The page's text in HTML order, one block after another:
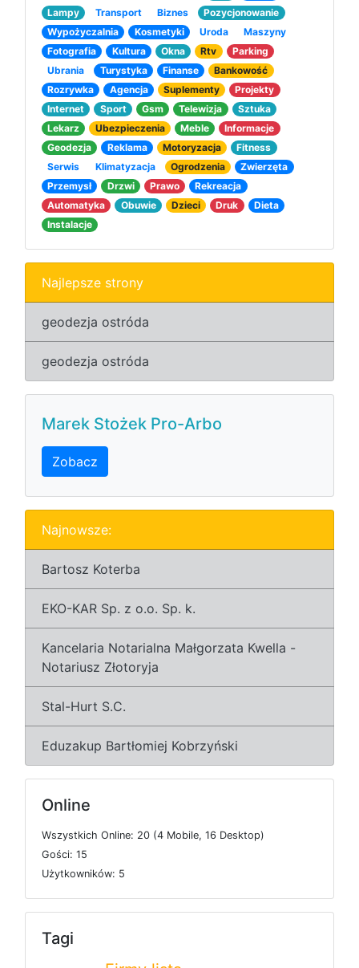
Lampy
Transport Biznes
Pozycjonowanie
Wypożyczalnia
Kosmetyki Uroda
Maszyny
Fotografia
Kultura Okna Rtv
Parking
Ubrania
Turystyka Finanse
Bankowość
Rozrywka
Agencja Suplementy
Projekty
Internet
Sport Gsm Telewizja
Sztuka
Lekarz
Ubezpieczenia Meble
Informacje
Geodezja
Reklama Motoryzacja
Fitness
Serwis
Klimatyzacja Ogrodzenia
Zwierzęta
Przemysł
Drzwi Prawo
Rekreacja
Automatyka
Obuwie Dzieci Druk
Dieta
Instalacje
Najlepsze strony
geodezja ostróda
geodezja ostróda
Marek Stożek Pro-Arbo
Zobacz
Najnowsze:
Bartosz Koterba
EKO-KAR Sp. z o.o. Sp. k.
Kancelaria Notarialna Małgorzata Kwella -
Notariusz Złotoryja
Stal-Hurt S.C.
Eduzakup Bartłomiej Kobrzyński
Online
Wszystkich Online: 20 (4 Mobile, 16 Desktop)
Gości: 15
Użytkowników: 5
Tagi